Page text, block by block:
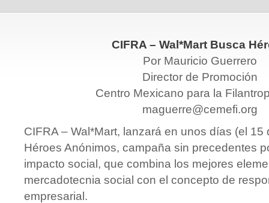
CIFRA – Wal*Mart Busca
Por Mauricio Guerrero
Director de Promoción
Centro Mexicano para la
maguerre@cemefi.org
CIFRA – Wal*Mart, lanzará en unos días (el 15
Héroes Anónimos, campaña sin precedentes
impacto social, que combina los mejores
mercadotecnia social con el concepto de
empresarial.